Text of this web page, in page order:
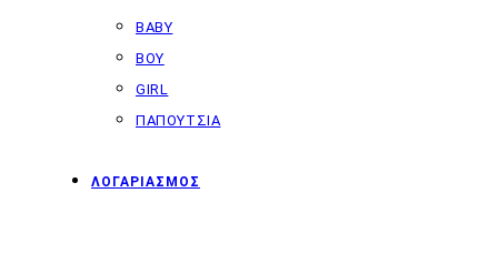
BABY
BOY
GIRL
ΠΑΠΟΥΤΣΙΑ
ΛΟΓΑΡΙΑΣΜΟΣ